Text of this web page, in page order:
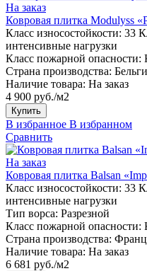
На заказ
Ковровая плитка Modulyss
Класс износостойкости: 33
интенсивные нагрузки
Класс пожарной опасности:
Страна производства:
Наличие товара: На заказ
4 900 руб./м2
Купить
В избранное В избранном
Сравнить
На заказ
Ковровая плитка Balsan
Класс износостойкости: 33
интенсивные нагрузки
Тип ворса: Разрезной
Класс пожарной опасности:
Страна производства:
Наличие товара: На заказ
6 681 руб./м2